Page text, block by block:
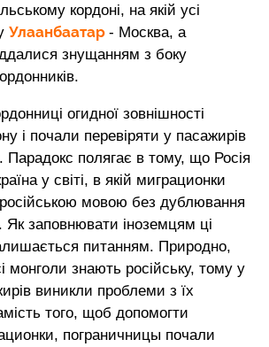
кордоні, на якій усі
Улаанбаатар - Москва, а
знущанням з боку
огидної зовнішності
і почали перевіряти у пасажирів
Парадокс полягає в тому, що Росія
у світі, в якій миграционки
російською мовою без дублювання
Як заповнювати іноземцям ці
питанням. Природно,
монголи знають російську, тому у
виникли проблеми з їх
того, щоб допомогти
пограничницы почали